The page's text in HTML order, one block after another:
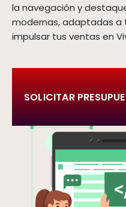
la navegación y
modernas, adaptadas a
impulsar tus ventas en
SOLICITAR